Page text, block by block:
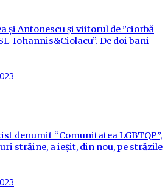
și Antonescu și viitorul de ”ciorbă
Iohannis&Ciolacu”. De doi bani
denumit “Comunitatea LGBTQP”,
străine, a ieșit, din nou, pe străzile